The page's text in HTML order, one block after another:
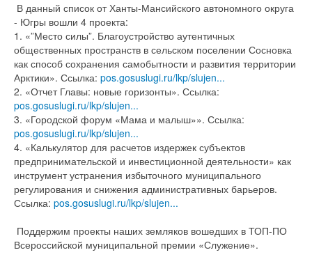
В данный список от Ханты-Мансийского автономного округа
- Югры вошли 4 проекта:
1. «”Место силы”. Благоустройство аутентичных
общественных пространств в сельском поселении Сосновка
как способ сохранения самобытности и развития территории
Арктики». Ссылка: pos.gosuslugi.ru/lkp/slujen...
2. «Отчет Главы: новые горизонты». Ссылка:
pos.gosuslugi.ru/lkp/slujen...
3. «Городской форум «Мама и малыш»». Ссылка:
pos.gosuslugi.ru/lkp/slujen...
4. «Калькулятор для расчетов издержек субъектов
предпринимательской и инвестиционной деятельности» как
инструмент устранения избыточного муниципального
регулирования и снижения административных барьеров.
Ссылка: pos.gosuslugi.ru/lkp/slujen...
Поддержим проекты наших земляков вошедших в ТОП-ПО
Всероссийской муниципальной премии «Служение».